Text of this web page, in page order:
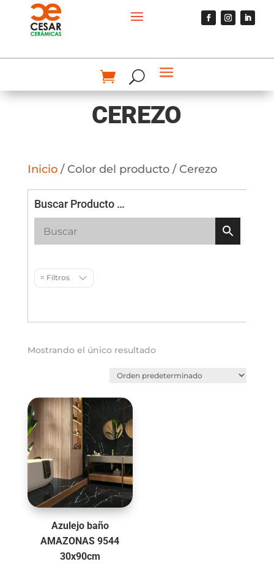
CEREZO
Inicio/ Color del producto / Cerezo
Buscar Producto …
= Filtros
Mostrando el único resultado
Azulejo baño
AMAZONAS 9544
30x90cm